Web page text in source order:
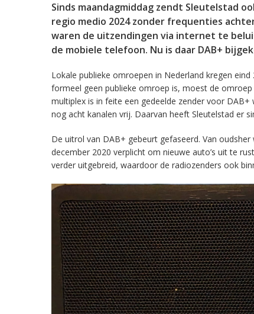
Sinds maandagmiddag zendt Sleutelstad
regio medio 2024 zonder frequenties
waren de uitzendingen via internet te
de mobiele telefoon. Nu is daar DAB+
Lokale publieke omroepen in Nederland kregen
formeel geen publieke omroep is, moest de
multiplex is in feite een gedeelde zender voor
nog acht kanalen vrij. Daarvan heeft Sleutelstad er
De uitrol van DAB+ gebeurt gefaseerd. Van
december 2020 verplicht om nieuwe auto’s uit te
verder uitgebreid, waardoor de radiozenders ook